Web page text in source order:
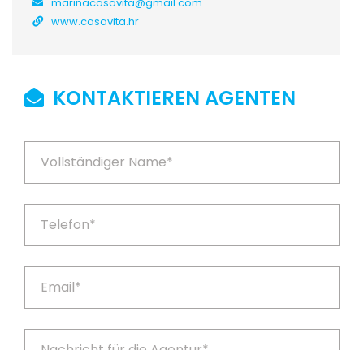
www.casavita.hr
KONTAKTIEREN AGENTEN